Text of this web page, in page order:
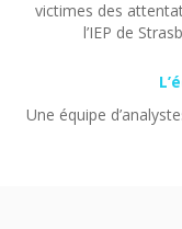
victimes des
l’IEP de
Une équipe